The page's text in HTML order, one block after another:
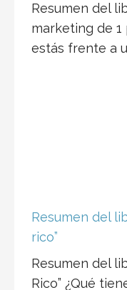
Resumen del
marketing de 1
estás frente a
Resumen del
rico”
Resumen del
Rico” ¿Qué